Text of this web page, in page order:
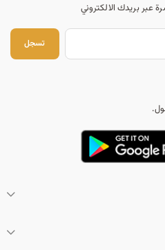
بريدك الالكتروني
تسجل